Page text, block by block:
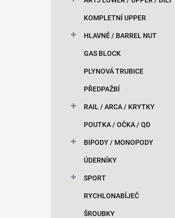
KOMPLETNÍ UPPER
HLAVNĚ / BARREL NUT
GAS BLOCK
PLYNOVÁ TRUBICE
PŘEDPAŽBÍ
RAIL / ARCA / KRYTKY
POUTKA / OČKA / QD
BIPODY / MONOPODY
ÚDERNÍKY
SPORT
RYCHLONABÍJEČ
ŠROUBKY